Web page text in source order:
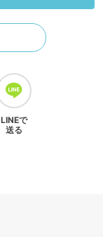
LINEで
送る